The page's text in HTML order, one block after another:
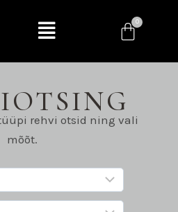
rehvi otsid ning vali
mõõt.